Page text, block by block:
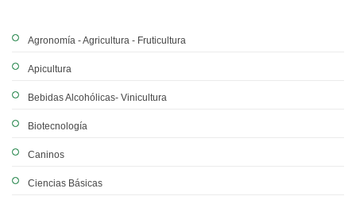
Agronomía - Agricultura - Fruticultura
Apicultura
Bebidas Alcohólicas- Vinicultura
Biotecnología
Caninos
Ciencias Básicas